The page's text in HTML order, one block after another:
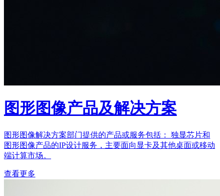
图形图像产品及解决方案
图形图像解决方案部门提供的产品或服务包括： 独显芯片和
图形图像产品的IP设计服务，主要面向显卡及其他桌面或移动
端计算市场。
查看更多